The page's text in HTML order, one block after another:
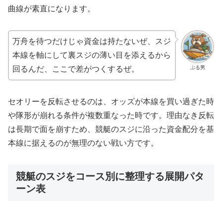
曲線が素直になります。
ぶる男
万舟を待つだけじゃ資金は持たないぜ、スジ
本線を軸にして裏スジの薄い目を添えるから
回るんだ、ここで差がつくするぜ。
セオリーを反転させるのは、オッズが本線を買い過ぎた時
や隊形が崩れる条件が複数重なった時です。理由なき反転
は長期で面を崩すため、競艇のスジに沿った資金配分を基
本線に据えるのが無理のない戦い方です。
競艇のスジをコース別に整理する展開パタ
ーン表